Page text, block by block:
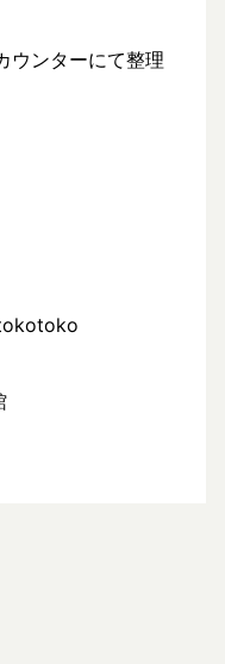
ウンターにて整理